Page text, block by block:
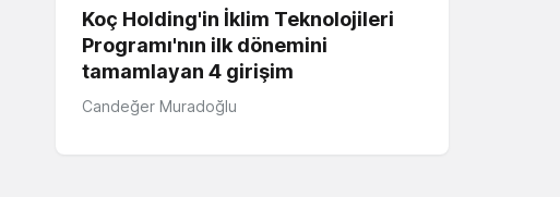
Koç Holding'in İklim Teknolojileri
Programı'nın ilk dönemini
tamamlayan 4 girişim
Candeğer Muradoğlu